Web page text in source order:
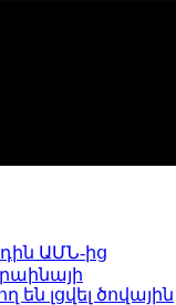
ԱՄՆ-ից
լցվել ծովային